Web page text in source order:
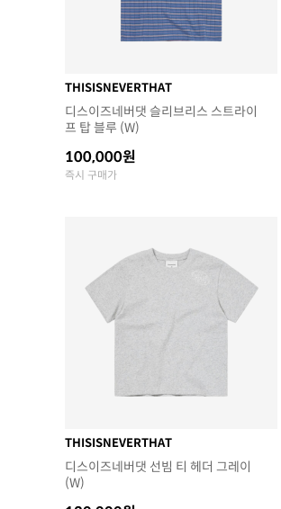
THISISNEVERTHAT
디스이즈네버댓 슬리브리스 스트라이
프 탑 블루 (W)
100,000원
즉시 구매가
THISISNEVERTHAT
디스이즈네버댓 선빔 티 헤더 그레이
(W)